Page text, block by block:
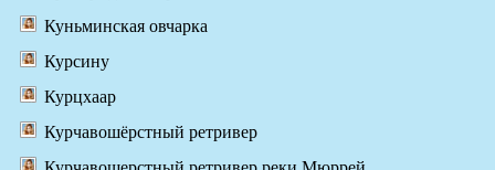
Куньминская овчарка
Курсину
Курцхаар
Курчавошёрстный ретривер